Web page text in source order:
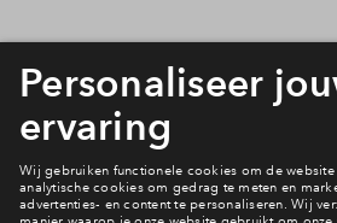
9 van 25